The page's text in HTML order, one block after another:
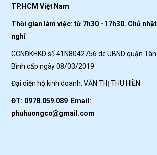
TP.HCM Việt Nam
Thời gian làm việc: từ 7h30 - 17h30. Chủ nhật
nghỉ
GCNĐKHKD số 41N8042756 do UBND quận Tân
Bình cấp ngày 08/03/2019
Đại diện hộ kinh doanh: VĂN THỊ THU HIỀN
ĐT: 0978.059.089 Email:
phuhuongco@gmail.com